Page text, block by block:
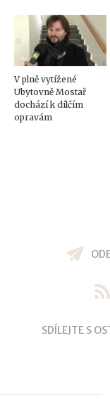
V plně vytížené
Ubytovně Mostař
dochází k dílčím
opravám
SDÍLEJTE S